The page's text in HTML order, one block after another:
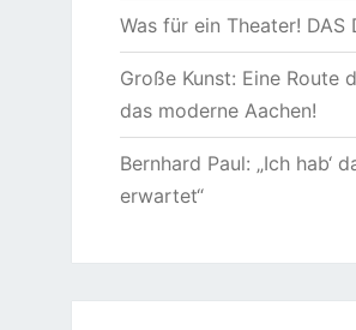
Was für ein Theater! DAS
Große Kunst: Eine Route
das moderne Aachen!
Bernhard Paul: „Ich hab‘
erwartet“